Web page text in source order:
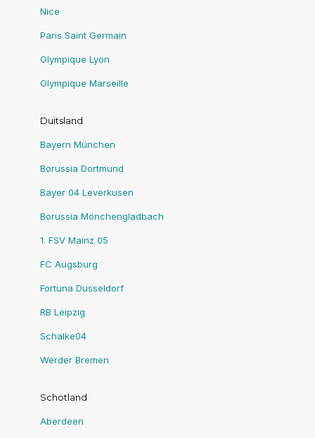
Nice
Paris Saint Germain
Olympique Lyon
Olympique Marseille
Duitsland
Bayern München
Borussia Dortmund
Bayer 04 Leverkusen
Borussia Mönchengladbach
1. FSV Mainz 05
FC Augsburg
Fortuna Dusseldorf
RB Leipzig
Schalke04
Werder Bremen
Schotland
Aberdeen